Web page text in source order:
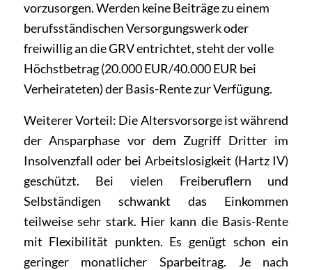
vorzusorgen. Werden keine Beiträge zu einem
berufsständischen Versorgungswerk oder
freiwillig an die GRV entrichtet, steht der volle
Höchstbetrag (20.000 EUR/40.000 EUR bei
Verheirateten) der Basis-Rente zur Verfügung.
Weiterer Vorteil: Die Altersvorsorge ist während
der Ansparphase vor dem Zugriff Dritter im
Insolvenzfall oder bei Arbeitslosigkeit (Hartz IV)
geschützt. Bei vielen Freiberuflern und
Selbständigen schwankt das Einkommen
teilweise sehr stark. Hier kann die Basis-Rente
mit Flexibilität punkten. Es genügt schon ein
geringer monatlicher Sparbeitrag. Je nach